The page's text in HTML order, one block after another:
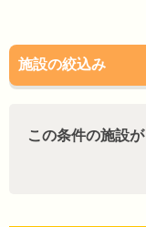
施設の絞込み
この条件の施設が